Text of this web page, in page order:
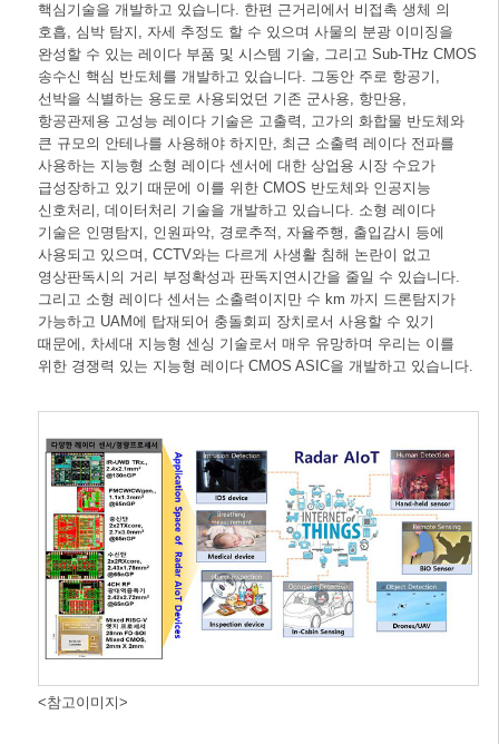
핵심기술을 개발하고 있습니다. 한편 근거리에서 비접촉 생체 의
호흡, 심박 탐지, 자세 추정도 할 수 있으며 사물의 분광 이미징을
완성할 수 있는 레이다 부품 및 시스템 기술, 그리고 Sub-THz CMOS
송수신 핵심 반도체를 개발하고 있습니다. 그동안 주로 항공기,
선박을 식별하는 용도로 사용되었던 기존 군사용, 항만용,
항공관제용 고성능 레이다 기술은 고출력, 고가의 화합물 반도체와
큰 규모의 안테나를 사용해야 하지만, 최근 소출력 레이다 전파를
사용하는 지능형 소형 레이다 센서에 대한 상업용 시장 수요가
급성장하고 있기 때문에 이를 위한 CMOS 반도체와 인공지능
신호처리, 데이터처리 기술을 개발하고 있습니다. 소형 레이다
기술은 인명탐지, 인원파악, 경로추적, 자율주행, 출입감시 등에
사용되고 있으며, CCTV와는 다르게 사생활 침해 논란이 없고
영상판독시의 거리 부정확성과 판독지연시간을 줄일 수 있습니다.
그리고 소형 레이다 센서는 소출력이지만 수 km 까지 드론탐지가
가능하고 UAM에 탑재되어 충돌회피 장치로서 사용할 수 있기
때문에, 차세대 지능형 센싱 기술로서 매우 유망하며 우리는 이를
위한 경쟁력 있는 지능형 레이다 CMOS ASIC을 개발하고 있습니다.
<참고이미지>